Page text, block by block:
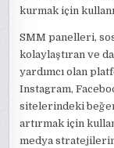
kurmak için
SMM panelleri,
kolaylaştıran ve
yardımcı olan
Instagram,
sitelerindeki
artırmak için
medya